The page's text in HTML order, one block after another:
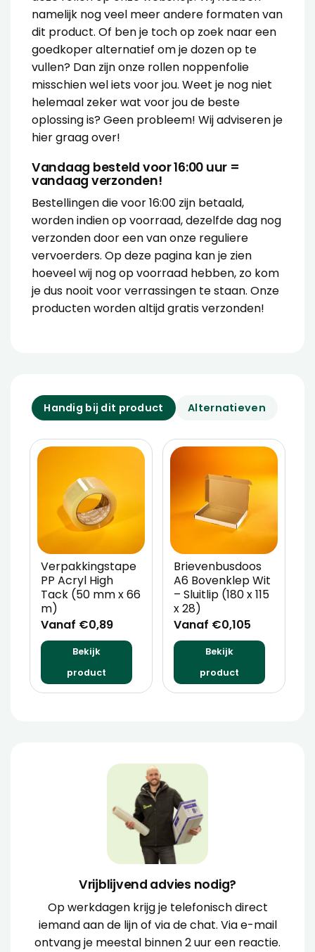
namelijk nog veel meer andere formaten van
dit product. Of ben je toch op zoek naar een
goedkoper alternatief om je dozen op te
vullen? Dan zijn onze rollen noppenfolie
misschien wel iets voor jou. Weet je nog niet
helemaal zeker wat voor jou de beste
oplossing is? Geen probleem! Wijadviserenje
hier graag over!
Vandaag besteld voor 16:00 uur =
vandaag verzonden!
Bestellingen die voor 16:00 zijn betaald,
worden indien op voorraad, dezelfde dag nog
verzonden door een van onze reguliere
vervoerders. Op deze pagina kan je zien
hoeveel wij nog op voorraad hebben, zo kom
je dus nooit voor verrassingen te staan. Onze
producten worden altijd gratis verzonden!
Handig bij dit product Alternatieven
Verpakkingstape
PP Acryl High
Tack (50 mm x 66
m)
Vanaf €0,89
Bekijk
product
Brievenbusdoos
A6 Bovenklep Wit
– Sluitlip (180 x 115
x 28)
Vanaf €0,105
Bekijk
product
Vrijblijvend advies nodig?
Op werkdagen krijg je telefonisch direct
iemand aan de lijn of via de chat. Via e-mail
ontvang je meestal binnen 2 uur een reactie.